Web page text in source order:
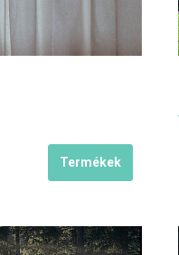
Termékek